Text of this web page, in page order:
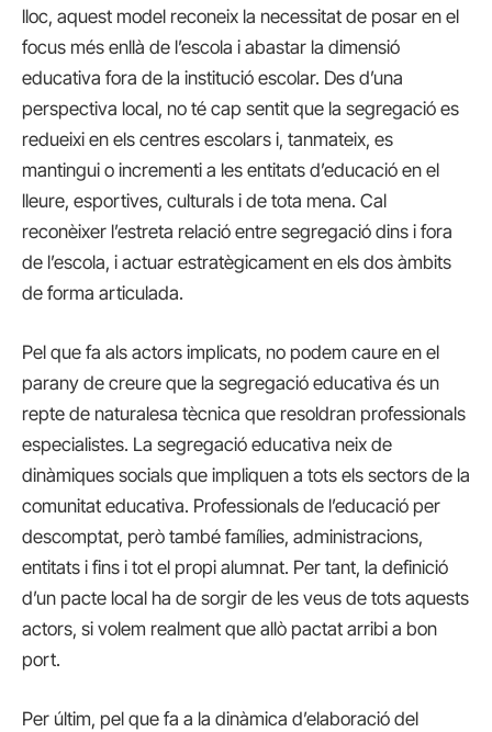
lloc, aquest model reconeix la necessitat de posar en el
focus més enllà de l’escola i abastar la dimensió
educativa fora de la institució escolar. Des d’una
perspectiva local, no té cap sentit que la segregació es
redueixi en els centres escolars i, tanmateix, es
mantingui o incrementi a les entitats d’educació en el
lleure, esportives, culturals i de tota mena. Cal
reconèixer l’estreta relació entre segregació dins i fora
de l’escola, i actuar estratègicament en els dos àmbits
de forma articulada.
Pel que fa als actors implicats, no podem caure en el
parany de creure que la segregació educativa és un
repte de naturalesa tècnica que resoldran professionals
especialistes. La segregació educativa neix de
dinàmiques socials que impliquen a tots els sectors de la
comunitat educativa. Professionals de l’educació per
descomptat, però també famílies, administracions,
entitats i fins i tot el propi alumnat. Per tant, la definició
d’un pacte local ha de sorgir de les veus de tots aquests
actors, si volem realment que allò pactat arribi a bon
port.
Per últim, pel que fa a la dinàmica d’elaboració del